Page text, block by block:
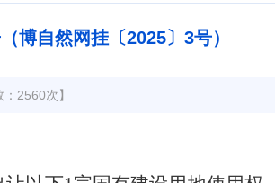
博自然网挂〔2025〕3号）
2560次】